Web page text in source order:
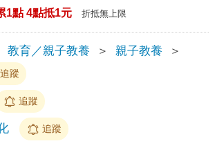
1點 4點抵1元 折抵無上限
教育／親子教養 ＞ 親子教養
＞
追蹤
追蹤
追蹤